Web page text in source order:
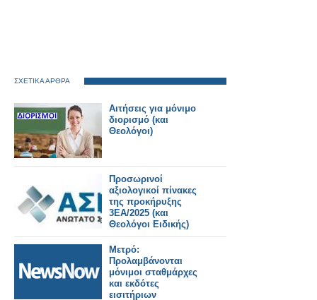
ΣΧΕΤΙΚΑ ΑΡΘΡΑ
Αιτήσεις για μόνιμο
διορισμό (και
Θεολόγοι)
Προσωρινοί
αξιολογικοί πίνακες
της προκήρυξης
3ΕΑ/2025 (και
Θεολόγοι Ειδικής)
Μετρό:
Προλαμβάνονται
μόνιμοι σταθμάρχες
και εκδότες
εισιτήριων